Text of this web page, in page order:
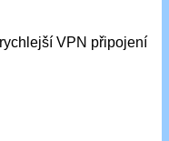
VPN připojení